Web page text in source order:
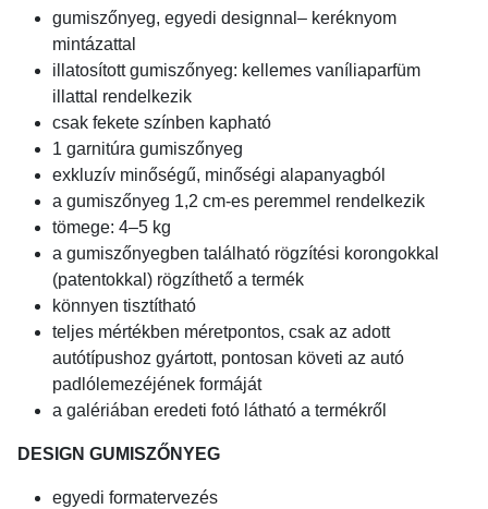
gumiszőnyeg, egyedi designnal– keréknyom
mintázattal
illatosított gumiszőnyeg: kellemes vaníliaparfüm
illattal rendelkezik
csak fekete színben kapható
1 garnitúra gumiszőnyeg
exkluzív minőségű, minőségi alapanyagból
a gumiszőnyeg 1,2 cm-es peremmel rendelkezik
tömege: 4–5 kg
a gumiszőnyegben található rögzítési korongokkal
(patentokkal) rögzíthető a termék
könnyen tisztítható
teljes mértékben méretpontos, csak az adott
autótípushoz gyártott, pontosan követi az autó
padlólemezéjének formáját
a galériában eredeti fotó látható a termékről
DESIGN GUMISZŐNYEG
egyedi formatervezés